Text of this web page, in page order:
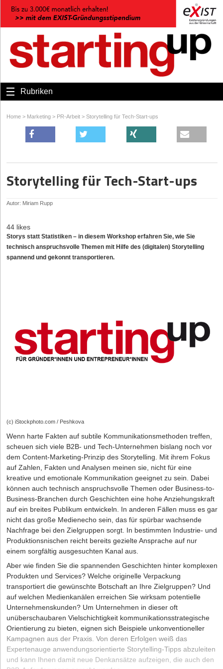
Rubriken
Home > Marketing > PR-Arbeit > Storytelling für Tech-Start-ups
Storytelling für Tech-Start-ups
Autor: Miriam Rupp
44 likes
Storys statt Statistiken – in diesem Workshop erfahren Sie, wie Sie
technisch anspruchsvolle Themen mit Hilfe des (digitalen) Storytelling
spannend und gekonnt transportieren.
(c) iStockphoto.com / Peshkova
Wenn harte Fakten auf subtile Kommunikationsmethoden treffen,
scheuen sich viele B2B- und Tech-Unternehmen bislang noch vor
dem Content-Marketing-Prinzip des Storytelling. Mit ihrem Fokus
auf Zahlen, Fakten und Analysen meinen sie, nicht für eine
kreative und emotionale Kommunikation geeignet zu sein. Dabei
können auch technisch anspruchsvolle Themen oder Business-to-
Business-Branchen durch Geschichten eine hohe Anziehungskraft
auf ein breites Publikum entwickeln. In anderen Fällen muss es gar
nicht das große Medienecho sein, das für spürbar wachsende
Nachfrage bei den Zielgruppen sorgt. In bestimmten Industrie- und
Produktionsnischen reicht bereits gezielte Ansprache auf nur
einem sorgfältig ausgesuchten Kanal aus.
Aber wie finden Sie die spannenden Geschichten hinter komplexen
Produkten und Services? Welche originelle Verpackung
transportiert die gewünschte Botschaft an Ihre Zielgruppen? Und
auf welchen Medienkanälen erreichen Sie wirksam potentielle
Unternehmenskunden? Um Unternehmen in dieser oft
unüberschaubaren Vielschichtigkeit kommunikationsstrategische
Orientierung zu bieten, eignen sich Beispiele unkonventioneller
Kampagnen aus der Praxis. Von deren Erfolgen weiß das
Expertenauge anwendungsorientierte Storytelling-Tipps abzuleiten
und kann Ihnen damit neue Denkansätze aufzeigen, die auch den